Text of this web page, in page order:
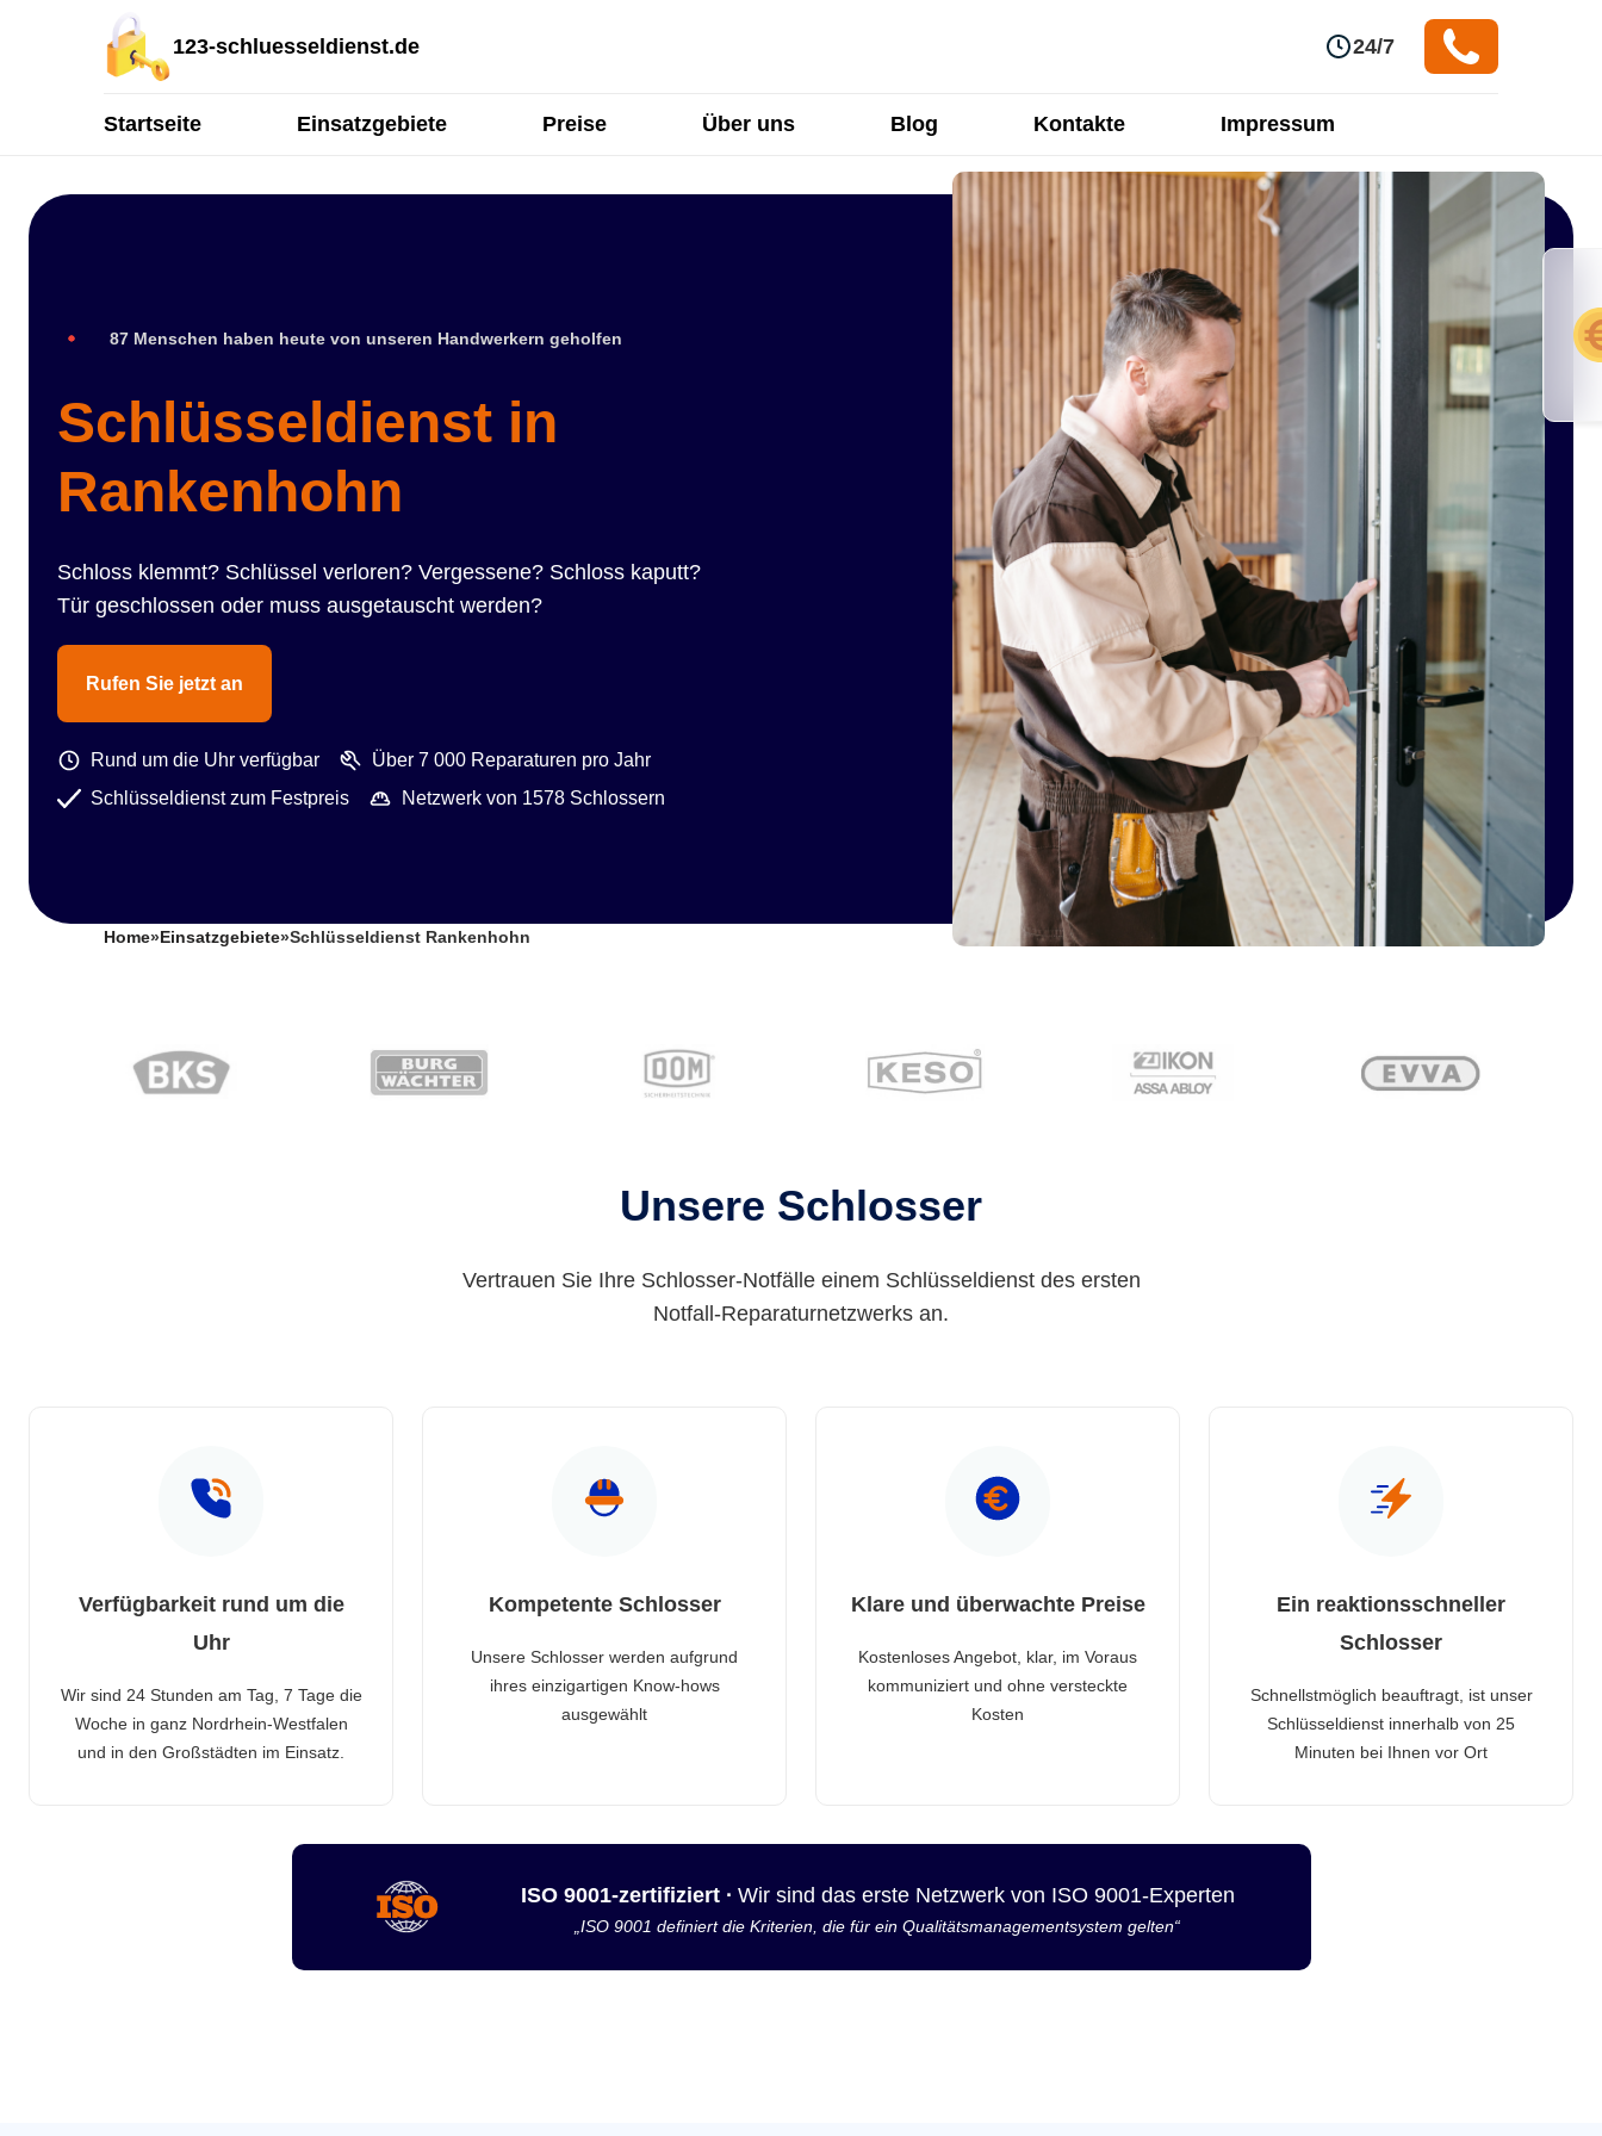
123-schluesseldienst.de 24/7
Startseite Einsatzgebiete Preise Über uns Blog Kontakte Impressum
87 Menschen haben heute von unseren Handwerkern geholfen
Schlüsseldienst in
Rankenhohn
Schloss klemmt? Schlüssel verloren? Vergessene? Schloss kaputt?
Tür geschlossen oder muss ausgetauscht werden?
Rufen Sie jetzt an
Rund um die Uhr verfügbar
Über 7 000 Reparaturen pro Jahr
Schlüsseldienst zum Festpreis
Netzwerk von 1578 Schlossern
Home» Einsatzgebiete»Schlüsseldienst Rankenhohn
Unsere Schlosser
Vertrauen Sie Ihre Schlosser-Notfälle einem Schlüsseldienst des ersten
Notfall-Reparaturnetzwerks an.
Verfügbarkeit rund um die
Uhr
Wir sind 24 Stunden am Tag, 7 Tage die
Woche in ganz Nordrhein-Westfalen
und in den Großstädten im Einsatz.
Kompetente Schlosser
Unsere Schlosser werden aufgrund
ihres einzigartigen Know-hows
ausgewählt
Klare und überwachte Preise
Kostenloses Angebot, klar, im Voraus
kommuniziert und ohne versteckte
Kosten
Ein reaktionsschneller
Schlosser
Schnellstmöglich beauftragt, ist unser
Schlüsseldienst innerhalb von 25
Minuten bei Ihnen vor Ort
ISO 9001-zertifiziert · Wir sind das erste Netzwerk von ISO 9001-Experten
„ISO 9001 definiert die Kriterien, die für ein Qualitätsmanagementsystem gelten“